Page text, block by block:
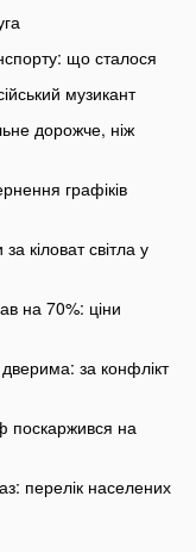
що сталося
музикант
дорожче, ніж
графіків
кіловат світла у
на 70%: ціни
за конфлікт
поскаржився на
перелік населених